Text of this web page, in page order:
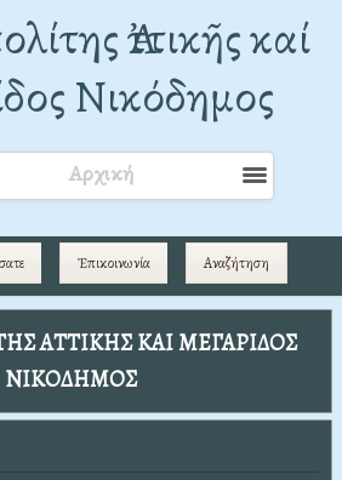
Ἀττικῆς καί
Νικόδημος
Αρχική
Ἐπικοινωνία Αναζήτηση
ΑΤΤΙΚΗΣ ΚΑΙ ΜΕΓΑΡΙΔΟΣ
ΝΙΚΟΔΗΜΟΣ